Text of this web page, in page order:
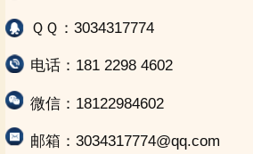
ＱＱ：3034317774
电话：181 2298 4602
微信：18122984602
邮箱：3034317774@qq.com